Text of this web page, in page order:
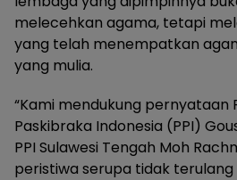
melecehkan agama, tetapi
yang telah menempatkan
yang mulia.
“Kami mendukung pernyataan
Paskibraka Indonesia (PPI)
PPI Sulawesi Tengah Moh
peristiwa serupa tidak terulang